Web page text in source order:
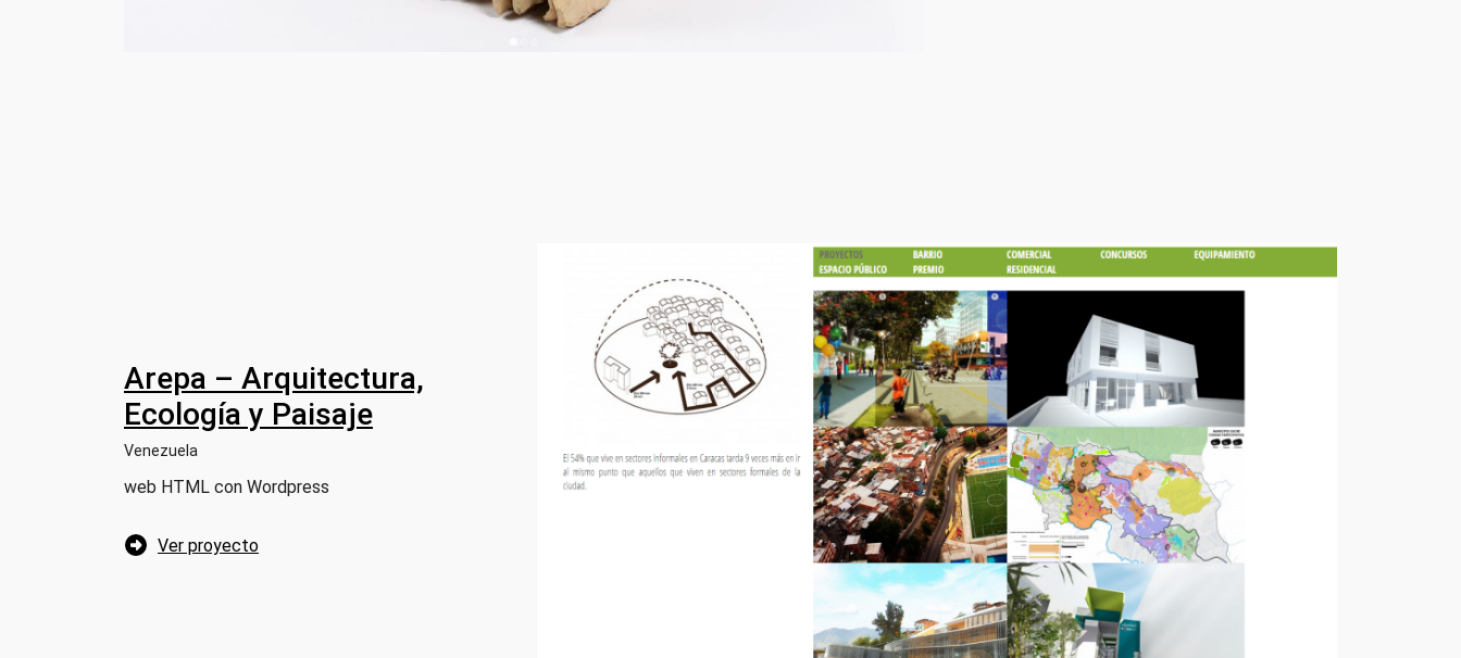
Arepa – Arquitectura,
Ecología y Paisaje
Venezuela
web HTML con Wordpress
Ver proyecto